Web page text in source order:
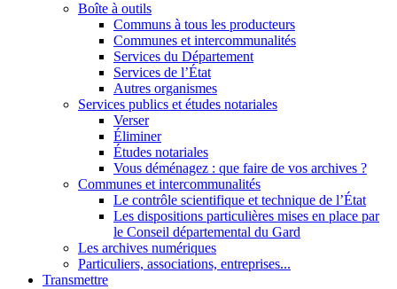
Boîte à outils
Communs à tous les producteurs
Communes et intercommunalités
Services du Département
Services de l’État
Autres organismes
Services publics et études notariales
Verser
Éliminer
Études notariales
Vous déménagez : que faire de vos archives ?
Communes et intercommunalités
Le contrôle scientifique et technique de l’État
Les dispositions particulières mises en place par
le Conseil départemental du Gard
Les archives numériques
Particuliers, associations, entreprises...
Transmettre